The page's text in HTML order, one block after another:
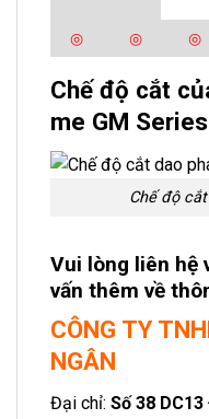
◎ ◎ ◎
Chế độ cắt
me GM Series
Chế độ cắt
Vui lòng liên hệ
vấn thêm về
CÔNG TY
NGÂN
Đại chỉ: Số 38